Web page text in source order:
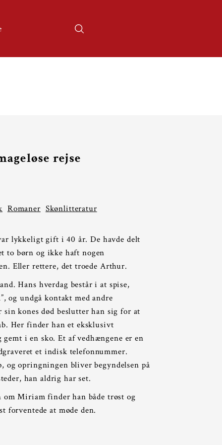
rejse
Romaner Skønlitteratur
lykkeligt gift i 40 år. De havde delt
to børn og ikke haft nogen
Eller rettere, det troede Arthur.
Hans hverdag består i at spise,
og undgå kontakt med andre
sin kones død beslutter han sig for at
Her finder han et eksklusivt
i en sko. Et af vedhængene er en
et indisk telefonnummer.
og opringningen bliver begyndelsen på
han aldrig har set.
om Miriam finder han både trøst og
at møde den.